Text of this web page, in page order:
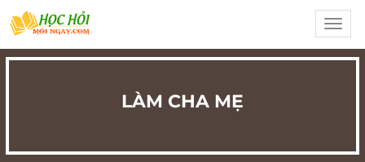
LÀM CHA MẸ